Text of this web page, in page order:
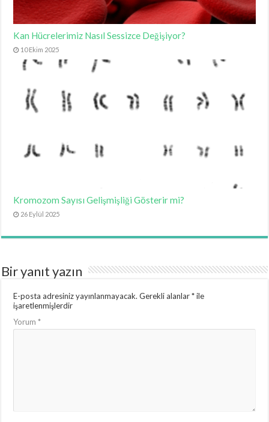
Kan Hücrelerimiz Nasıl Sessizce Değişiyor?
10 Ekim 2025
Kromozom Sayısı Gelişmişliği Gösterir mi?
26 Eylül 2025
Bir yanıt yazın
E-posta adresiniz yayınlanmayacak. Gerekli alanlar*ile
işaretlenmişlerdir
Yorum*